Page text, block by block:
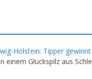
Holstein: Tipper
einem Glückspilz aus